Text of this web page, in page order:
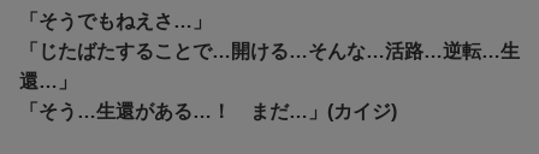
「そうでもねえさ…」
「じたばたすることで…開ける…そんな…活路…逆転…生
還…」
「そう…生還がある…！ まだ…」(カイジ)